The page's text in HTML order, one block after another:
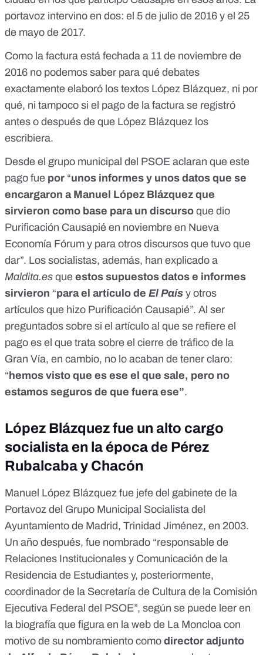
portavoz intervino en dos: el 5 de julio de 2016 y el 25
de mayo de 2017.
Como la factura está fechada a 11 de noviembre de
2016 no podemos saber para qué debates
exactamente elaboró los textos López Blázquez, ni por
qué, ni tampoco si el pago de la factura se registró
antes o después de que López Blázquez los
escribiera.
Desde el grupo municipal del PSOE aclaran que este
pago fue por “unos informes y unos datos que se
encargaron a Manuel López Blázquez que
sirvieron como base para un discurso que dio
Purificación Causapié en noviembre en Nueva
Economía Fórum y para otros discursos que tuvo que
dar”. Los socialistas, además, han explicado a
Maldita.es que estos supuestos datos e informes
sirvieron “para el artículo de El País y otros
artículos que hizo Purificación Causapié”. Al ser
preguntados sobre si el artículo al que se refiere el
pago es el que trata sobre el cierre de tráfico de la
Gran Vía, en cambio, no lo acaban de tener claro:
“ hemos visto que es ese el que sale, pero no
estamos seguros de que fuera ese”.
López Blázquez fue un alto cargo
socialista en la época de Pérez
Rubalcaba y Chacón
Manuel López Blázquez fue jefe del gabinete de la
Portavoz del Grupo Municipal Socialista del
Ayuntamiento de Madrid, Trinidad Jiménez, en 2003.
Un año después, fue nombrado “responsable de
Relaciones Institucionales y Comunicación de la
Residencia de Estudiantes y, posteriormente,
coordinador de la Secretaría de Cultura de la Comisión
Ejecutiva Federal del PSOE”, según se puede leer en
la biografía que figura en la web de La Moncloa con
motivo de su nombramiento como director adjunto